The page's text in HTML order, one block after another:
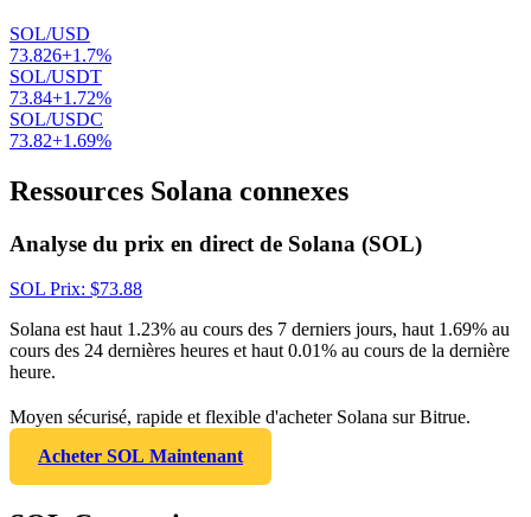
SOL/USD
73.826+1.7%
SOL/USDT
73.84+1.72%
SOL/USDC
73.82+1.69%
Ressources Solana connexes
Analyse du prix en direct de Solana (SOL)
SOL Prix: $73.88
Solana est haut 1.23% au cours des 7 derniers jours, haut 1.69% au
cours des 24 dernières heures et haut 0.01% au cours de la dernière
heure.
Moyen sécurisé, rapide et flexible d'acheter Solana sur Bitrue.
Acheter SOL Maintenant